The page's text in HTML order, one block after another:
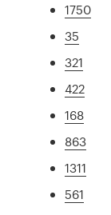
1750
35
321
422
168
863
1311
561